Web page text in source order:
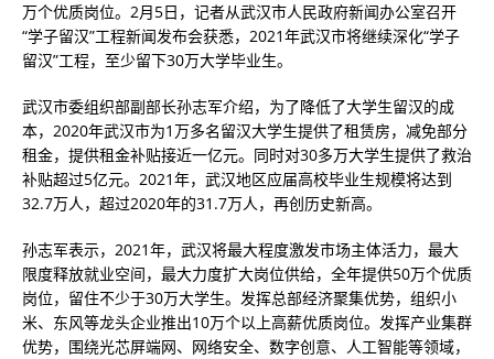
万个优质岗位。2月5日，记者从武汉市人民政府新闻办公室召开
“学子留汉”工程新闻发布会获悉，2021年武汉市将继续深化“学子
留汉”工程，至少留下30万大学毕业生。
武汉市委组织部副部长孙志军介绍，为了降低了大学生留汉的成
本，2020年武汉市为1万多名留汉大学生提供了租赁房，减免部分
租金，提供租金补贴接近一亿元。同时对30多万大学生提供了救治
补贴超过5亿元。2021年，武汉地区应届高校毕业生规模将达到
32.7万人，超过2020年的31.7万人，再创历史新高。
孙志军表示，2021年，武汉将最大程度激发市场主体活力，最大
限度释放就业空间，最大力度扩大岗位供给，全年提供50万个优质
岗位，留住不少于30万大学生。发挥总部经济聚集优势，组织小
米、东风等龙头企业推出10万个以上高薪优质岗位。发挥产业集群
优势，围绕光芯屏端网、网络安全、数字创意、人工智能等领域，